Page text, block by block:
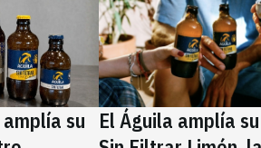
su
El Águila amplía